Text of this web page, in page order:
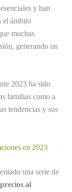
y han
el ámbito
muchas
generando un
2023 ha sido
familias como a
tendencias y sus
en 2023
una serie de
precios al